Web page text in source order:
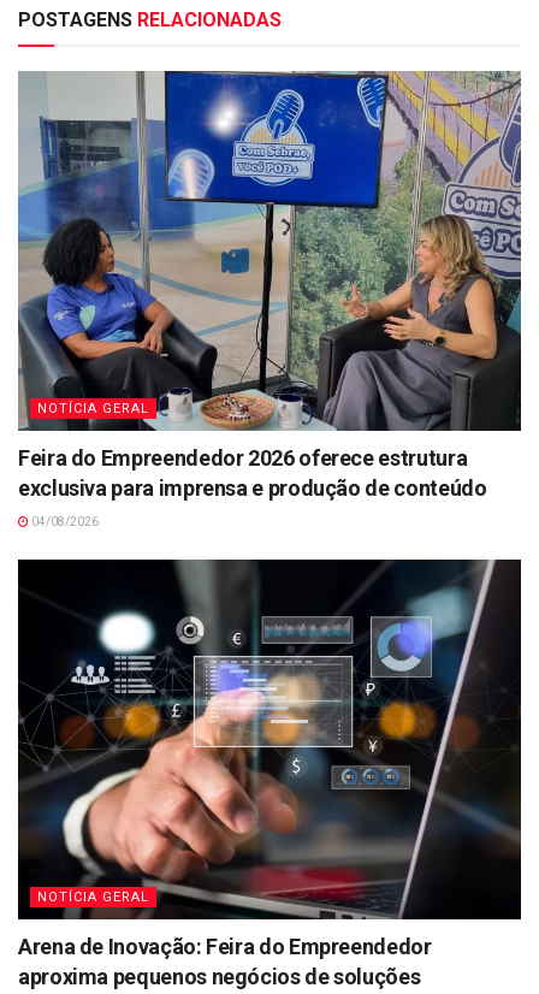
POSTAGENS RELACIONADAS
NOTÍCIA GERAL
Feira do Empreendedor 2026 oferece estrutura
exclusiva para imprensa e produção de conteúdo
04/08/2026
NOTÍCIA GERAL
Arena de Inovação: Feira do Empreendedor
aproxima pequenos negócios de soluções